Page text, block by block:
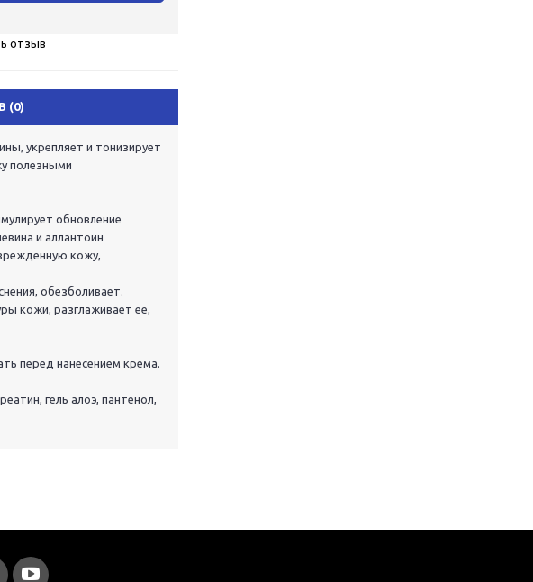
отзыв
(0)
укрепляет и тонизирует
полезными
обновление
и аллантоин
кожу,
обезболивает.
кожи, разглаживает ее,
перед нанесением крема.
гель алоэ, пантенол,